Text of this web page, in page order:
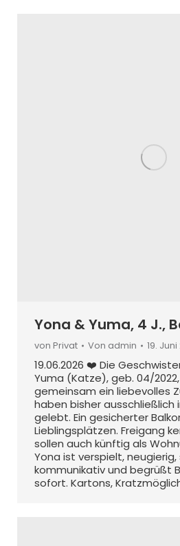
Yona & Yuma, 4 J.,
von Privat Von admin 19.
19.06.2026 ❤️ Die
Yuma (Katze), geb. 04/
gemeinsam ein liebevolles
haben bisher ausschließlich
gelebt. Ein gesicherter
Lieblingsplätzen. Freigang
sollen auch künftig als
Yona ist verspielt, neugierig,
kommunikativ und begrüßt
sofort. Kartons,